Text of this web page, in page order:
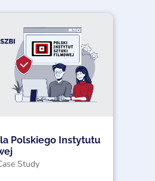
Polskiego Instytutu
Study